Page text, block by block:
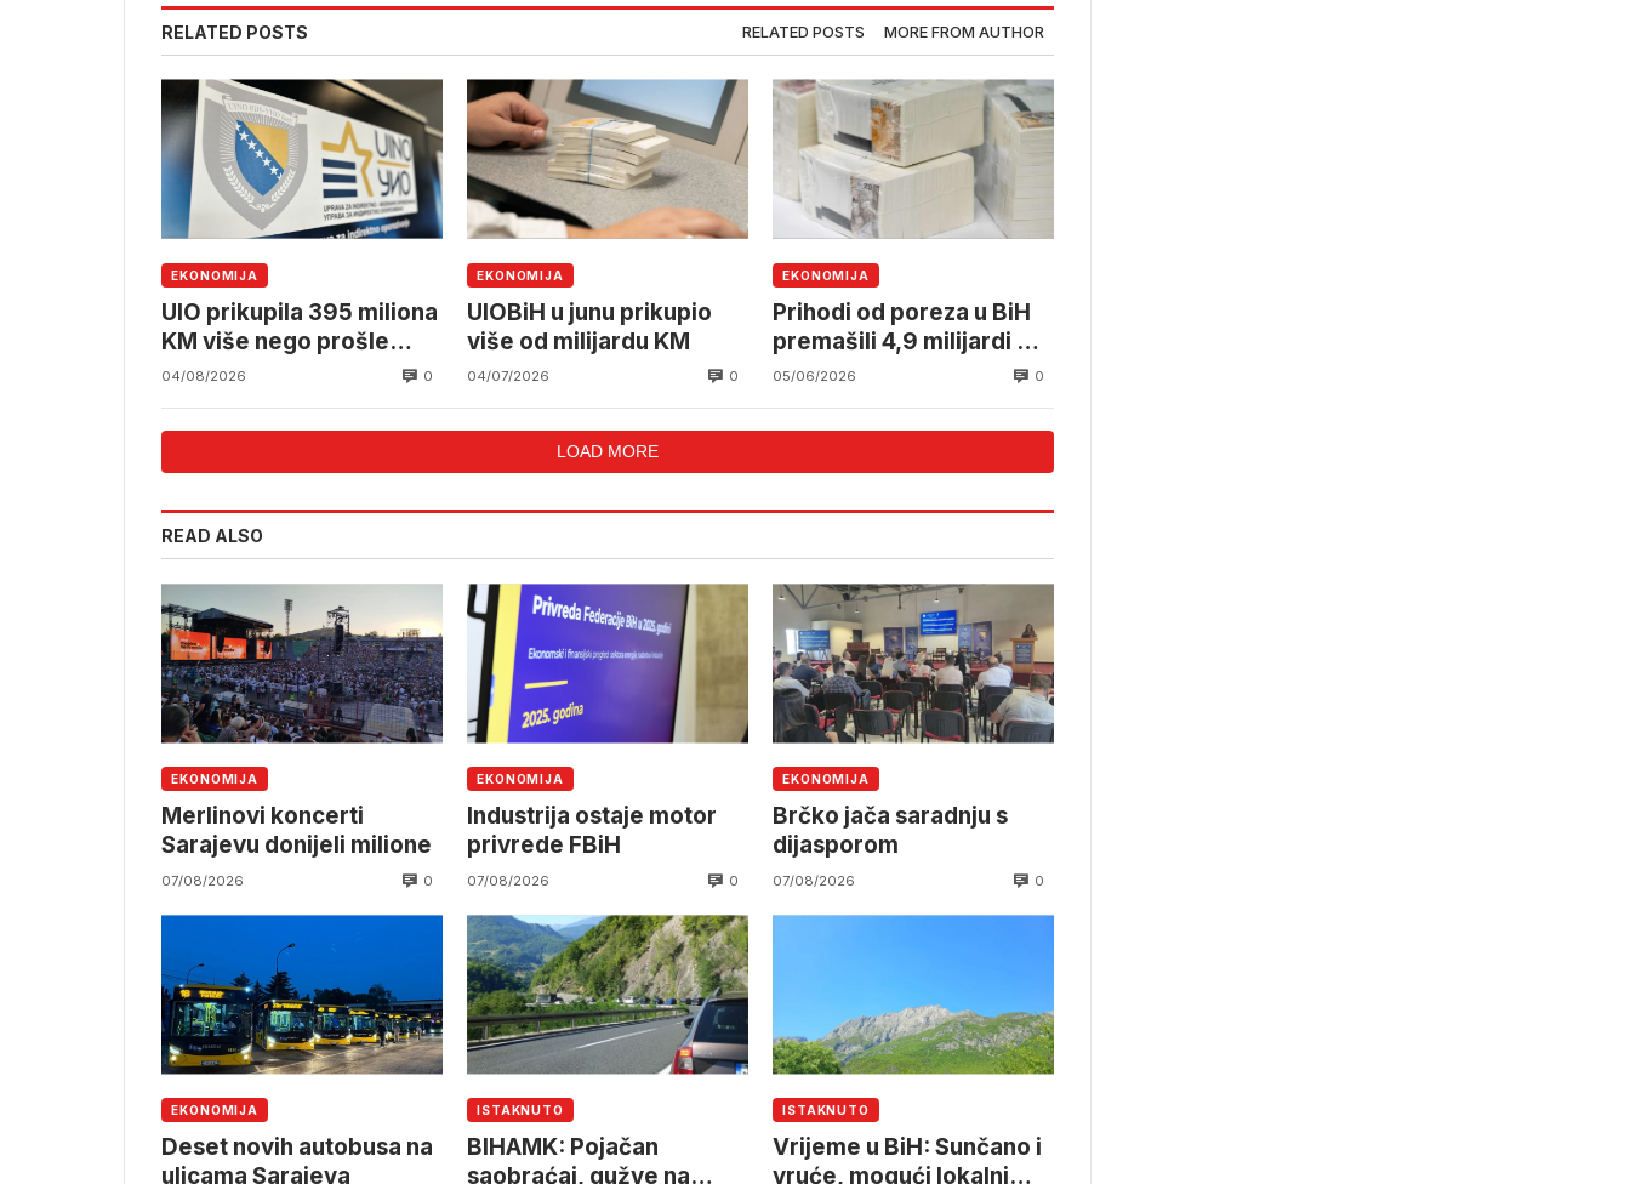
RELATED POSTS RELATED POSTS MORE FROM AUTHOR
EKONOMIJA
UIO prikupila 395 miliona
KM više nego prošle
godine
04/08/2026 0
EKONOMIJA
UIOBiH u junu prikupio
više od milijardu KM
04/07/2026 0
EKONOMIJA
Prihodi od poreza u BiH
premašili 4,9 milijardi KM
za samo pet mjeseci
05/06/2026 0
LOAD MORE
READ ALSO
EKONOMIJA
Merlinovi koncerti
Sarajevu donijeli milione
07/08/2026 0
EKONOMIJA
Industrija ostaje motor
privrede FBiH
07/08/2026 0
EKONOMIJA
Brčko jača saradnju s
dijasporom
07/08/2026 0
EKONOMIJA
Deset novih autobusa na
ulicama Sarajeva
ISTAKNUTO
BIHAMK: Pojačan
saobraćaj, gužve na
ISTAKNUTO
Vrijeme u BiH: Sunčano i
vruće, mogući lokalni